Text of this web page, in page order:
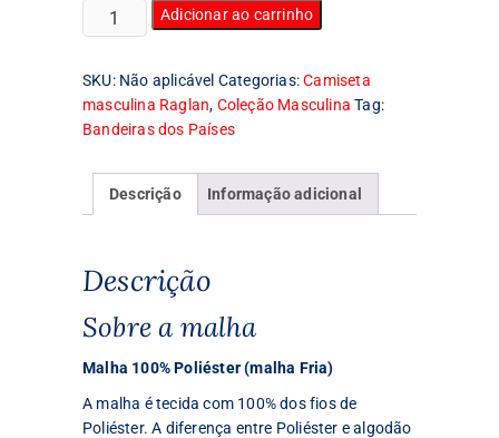
Camiseta
Masculina
Bandeira
dos
Estados
Adicionar ao carrinho
SKU: Não aplicável Categorias:Camiseta
masculina Raglan, Coleção Masculina Tag:
Bandeiras dos Países
Descrição Informação adicional
Descrição
Sobre a malha
Malha 100% Poliéster (malha Fria)
A malha é tecida com 100% dos fios de
Poliéster. A diferença entre Poliéster e algodão